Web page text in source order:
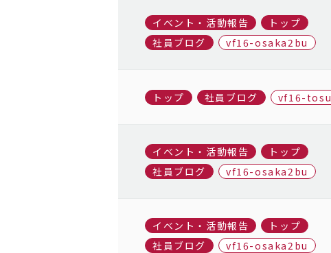
イベント・活動報告
トップ
社員ブログ
vf16-osaka2bu
トップ 社員ブログ vf16-tosu
イベント・活動報告
トップ
社員ブログ
vf16-osaka2bu
イベント・活動報告
トップ
社員ブログ
vf16-osaka2bu